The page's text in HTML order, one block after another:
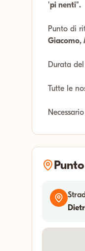
'pi nenti".
Punto di
Giacomo,
Durata
Tutte le